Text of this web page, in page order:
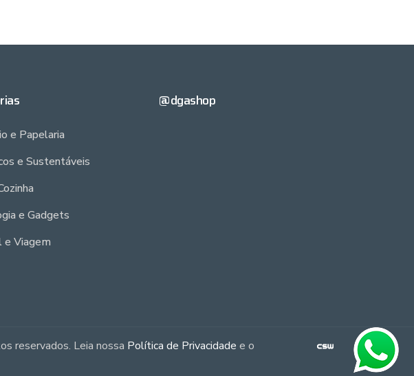
e Papelaria
e Sustentáveis
e Gadgets
e Viagem
@dgashop
reservados. Leia nossa Política de Privacidade e o